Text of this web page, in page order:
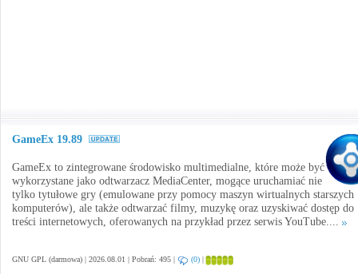
GameEx 19.89
GameEx to zintegrowane środowisko multimedialne, które może być
wykorzystane jako odtwarzacz MediaCenter, mogące uruchamiać nie
tylko tytułowe gry (emulowane przy pomocy maszyn wirtualnych starszych
komputerów), ale także odtwarzać filmy, muzykę oraz uzyskiwać dostęp do
treści internetowych, oferowanych na przykład przez serwis YouTube....
GNU GPL (darmowa) | 2026.08.01 | Pobrań: 495 | (0) |